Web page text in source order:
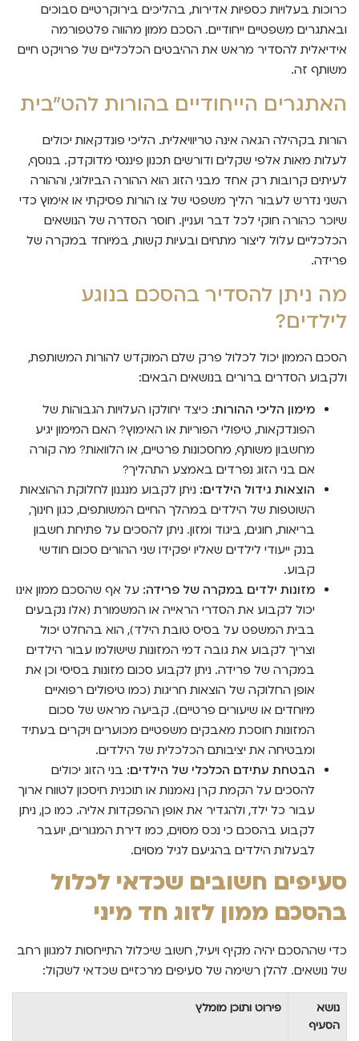
כרוכות בעלויות כספיות אדירות, בהליכים בירוקרטיים סבוכים
ובאתגרים משפטיים ייחודיים. הסכם ממון מהווה פלטפורמה
אידיאלית להסדיר מראש את ההיבטים הכלכליים של פרויקט חיים
משותף זה.
האתגרים הייחודיים בהורות להט"בית
הורות בקהילה הגאה אינה טריוויאלית. הליכי פונדקאות יכולים
לעלות מאות אלפי שקלים ודורשים תכנון פיננסי מדוקדק. בנוסף,
לעיתים קרובות רק אחד מבני הזוג הוא ההורה הביולוגי, וההורה
השני נדרש לעבור הליך משפטי של צו הורות פסיקתי או אימוץ כדי
שיוכר כהורה חוקי לכל דבר ועניין. חוסר הסדרה של הנושאים
הכלכליים עלול ליצור מתחים ובעיות קשות, במיוחד במקרה של
פרידה.
מה ניתן להסדיר בהסכם בנוגע
לילדים?
הסכם הממון יכול לכלול פרק שלם המוקדש להורות המשותפת,
ולקבוע הסדרים ברורים בנושאים הבאים:
מימון הליכי ההורות: כיצד יחולקו העלויות הגבוהות של
הפונדקאות, טיפולי הפוריות או האימוץ? האם המימון יגיע
מחשבון משותף, מחסכונות פרטיים, או הלוואות? מה קורה
אם בני הזוג נפרדים באמצע התהליך?
הוצאות גידול הילדים: ניתן לקבוע מנגנון לחלוקת ההוצאות
השוטפות של הילדים במהלך החיים המשותפים, כגון חינוך,
בריאות, חוגים, ביגוד ומזון. ניתן להסכים על פתיחת חשבון
בנק ייעודי לילדים שאליו יפקידו שני ההורים סכום חודשי
קבוע.
מזונות ילדים במקרה של פרידה: על אף שהסכם ממון אינו
יכול לקבוע את הסדרי הראייה או המשמורת (אלו נקבעים
בבית המשפט על בסיס טובת הילד), הוא בהחלט יכול
וצריך לקבוע את גובה דמי המזונות שישולמו עבור הילדים
במקרה של פרידה. ניתן לקבוע סכום מזונות בסיסי וכן את
אופן החלוקה של הוצאות חריגות (כמו טיפולים רפואיים
מיוחדים או שיעורים פרטיים). קביעה מראש של סכום
המזונות חוסכת מאבקים משפטיים מכוערים ויקרים בעתיד
ומבטיחה את יציבותם הכלכלית של הילדים.
הבטחת עתידם הכלכלי של הילדים: בני הזוג יכולים
להסכים על הקמת קרן נאמנות או תוכנית חיסכון לטווח ארוך
עבור כל ילד, ולהגדיר את אופן ההפקדות אליה. כמו כן, ניתן
לקבוע בהסכם כי נכס מסוים, כמו דירת המגורים, יועבר
לבעלות הילדים בהגיעם לגיל מסוים.
סעיפים חשובים שכדאי לכלול
בהסכם ממון לזוג חד מיני
כדי שההסכם יהיה מקיף ויעיל, חשוב שיכלול התייחסות למגוון רחב
של נושאים. להלן רשימה של סעיפים מרכזיים שכדאי לשקול:
נושא
הסעיף
פירוט ותוכן מומלץ